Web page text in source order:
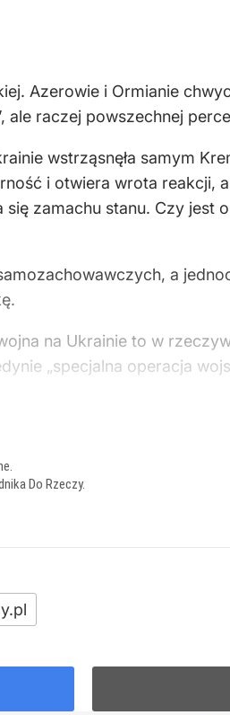
Azerowie i Ormianie
raczej powszechnej
wstrząsnęła samym
i otwiera wrota reakcji,
zamachu stanu. Czy jest
a
na Ukrainie to w
„specjalna operacja
Do Rzeczy.